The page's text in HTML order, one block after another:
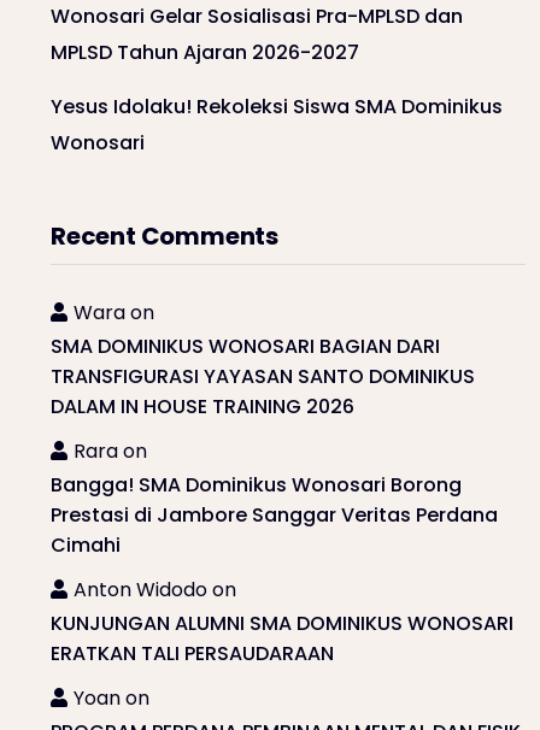
Wonosari Gelar Sosialisasi Pra-MPLSD dan
MPLSD Tahun Ajaran 2026-2027
Yesus Idolaku! Rekoleksi Siswa SMA Dominikus
Wonosari
Recent Comments
Waraon
SMA DOMINIKUS WONOSARI BAGIAN DARI
TRANSFIGURASI YAYASAN SANTO DOMINIKUS
DALAM IN HOUSE TRAINING 2026
Raraon
Bangga! SMA Dominikus Wonosari Borong
Prestasi di Jambore Sanggar Veritas Perdana
Cimahi
Anton Widodoon
KUNJUNGAN ALUMNI SMA DOMINIKUS WONOSARI
ERATKAN TALI PERSAUDARAAN
Yoanon